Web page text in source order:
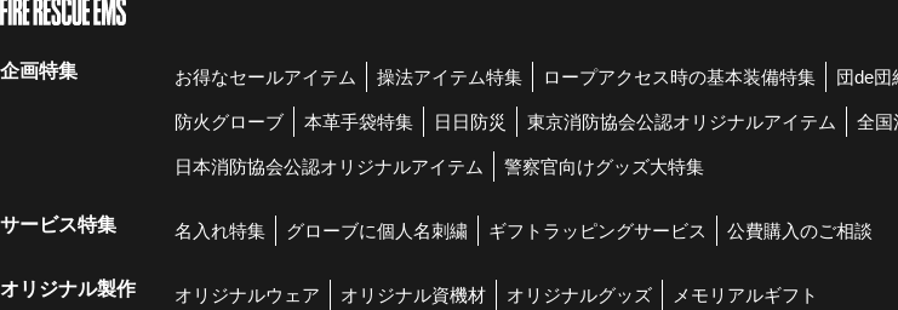
企画特集 お得なセールアイテム 操法アイテム特集 ロープアクセス時の基本装備特集 団de団
防火グローブ 本革手袋特集 日日防災 東京消防協会公認オリジナルアイテム 全国
日本消防協会公認オリジナルアイテム 警察官向けグッズ大特集
サービス特集 名入れ特集 グローブに個人名刺繍 ギフトラッピングサービス 公費購入のご相談
オリジナル製作 オリジナルウェア オリジナル資機材 オリジナルグッズ メモリアルギフト